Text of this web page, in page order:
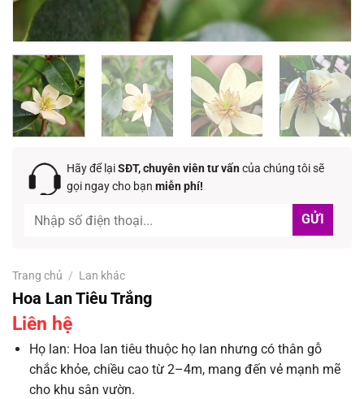
Hãy để lạiSĐT, chuyên viên tư vấncủa chúng tôi sẽ
gọi ngay cho bạn miễn phí!
Trang chủ / Lan khác
Hoa Lan Tiêu Trắng
Liên hệ
Họ lan: Hoa lan tiêu thuộc họ lan nhưng có thân gỗ
chắc khỏe, chiều cao từ 2–4m, mang đến vẻ mạnh mẽ
cho khu sân vườn.